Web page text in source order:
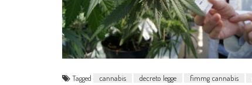
Tagged cannabis decreto legge fimmg cannabis